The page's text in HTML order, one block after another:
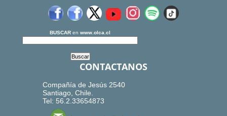
BUSCAR en www.olca.cl
CONTACTANOS
Compañía de Jesús 2540
Santiago, Chile.
Tel: 56.2.33654873